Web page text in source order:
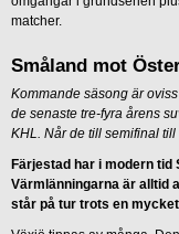
matcher.
Småland mot
Kommande säsong är
de senaste tre-fyra årens
KHL. Når de till semifinal
Färjestad har i modern
Värmlänningarna är alltid
står på tur trots en